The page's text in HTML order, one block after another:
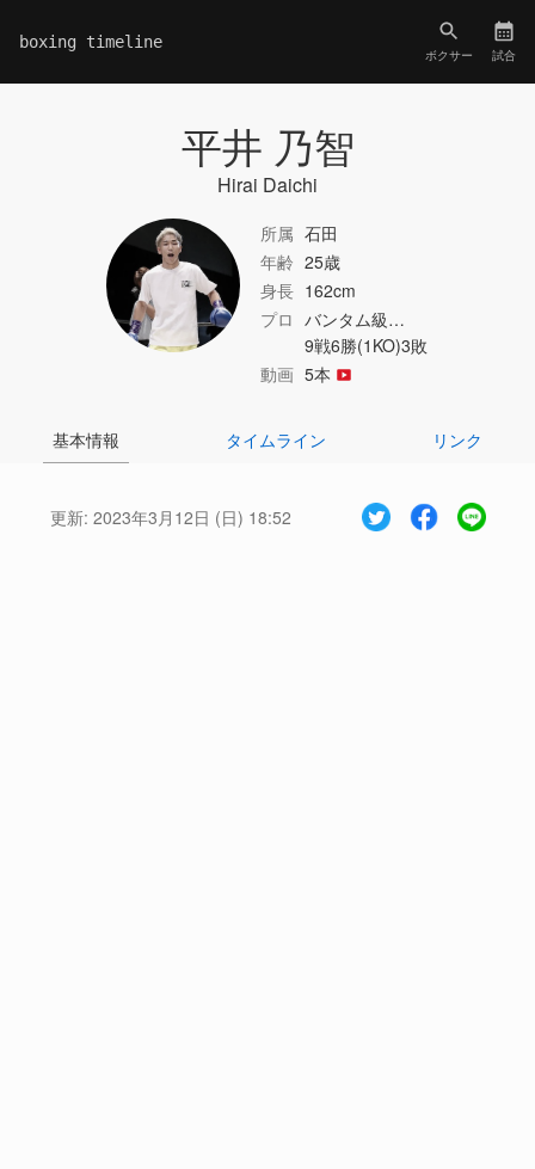
boxing timeline
ボクサー 試合
平井 乃智
Hirai Daichi
所属 石田
年齢 25歳
身長 162cm
プロ バンタム級…
9戦6勝(1KO)3敗
動画 5本
基本情報 タイムライン リンク
更新: 2023年3月12日 (日) 18:52